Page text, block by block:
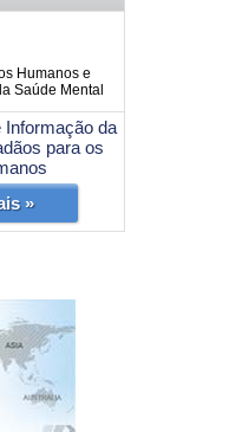
Humanos e
Saúde Mental
Informação da
para os
»